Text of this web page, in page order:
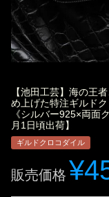
【池田工芸】海の王
め上げた特注ギルド
《シルバー925×両面
月1日頃出荷】
ギルドクロコダイル
販売価格 ¥